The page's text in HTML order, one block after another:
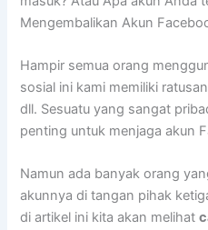
Mengembalikan Akun
Hampir semua orang
sosial ini kami memiliki
dll. Sesuatu yang sangat
penting untuk menjaga akun
Namun ada banyak orang
akunnya di tangan pihak
di artikel ini kita akan melihat